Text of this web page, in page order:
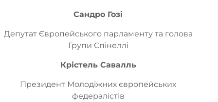
Сандро Гозі
Депутат Європейського парламенту та голова
Групи Спінеллі
Крістель Савалль
Президент Молодіжних європейських
федералістів